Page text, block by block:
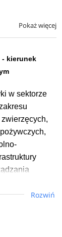
analizy
opartych
tworzenia
danymi
inteligencji.
Pokaż więcej
- kierunek
w sektorze
Rozwiń